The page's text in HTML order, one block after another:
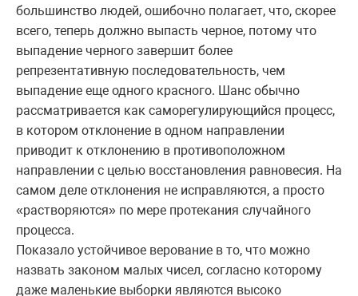
большинство людей, ошибочно полагает, что, скорее
всего, теперь должно выпасть черное, потому что
выпадение черного завершит более
репрезентативную последовательность, чем
выпадение еще одного красного. Шанс обычно
рассматривается как саморегулирующийся процесс,
в котором отклонение в одном направлении
приводит к отклонению в противоположном
направлении с целью восстановления равновесия. На
самом деле отклонения не исправляются, а просто
«растворяются» по мере протекания случайного
процесса.
Показало устойчивое верование в то, что можно
назвать законом малых чисел, согласно которому
даже маленькие выборки являются высоко